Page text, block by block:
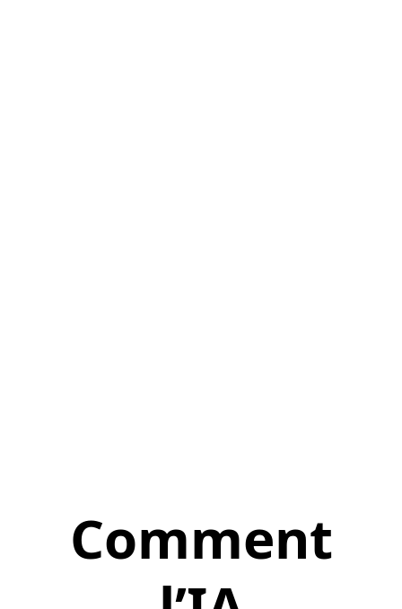
Comment